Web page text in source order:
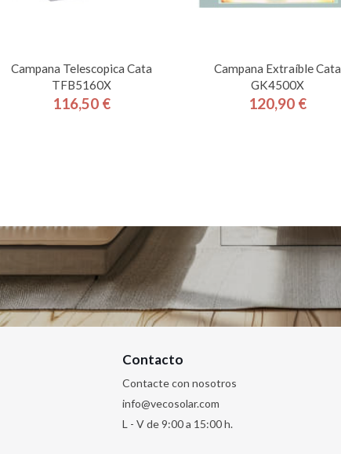
Campana Telescopica Cata
TFB5160X
Precio
116,50 €
Campana Extraíble Cata
GK4500X
Precio
120,90 €
Contacto
Contacte con nosotros
info@vecosolar.com
L - V de 9:00 a 15:00 h.